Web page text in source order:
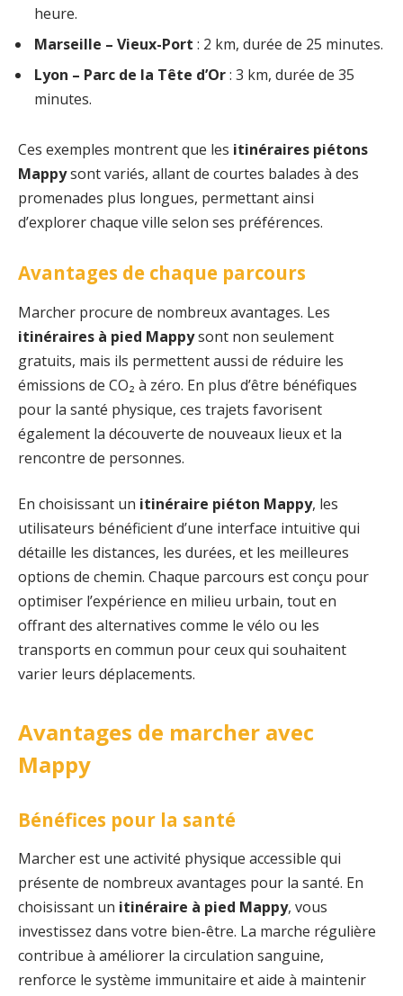
heure.
Marseille – Vieux-Port : 2 km, durée de 25 minutes.
Lyon – Parc de la Tête d’Or: 3 km, durée de 35
minutes.
Ces exemples montrent que les itinéraires piétons
Mappysont variés, allant de courtes balades à des
promenades plus longues, permettant ainsi
d’explorer chaque ville selon ses préférences.
Avantages de chaque parcours
Marcher procure de nombreux avantages. Les
itinéraires à pied Mappysont non seulement
gratuits, mais ils permettent aussi de réduire les
émissions de CO₂ à zéro. En plus d’être bénéfiques
pour la santé physique, ces trajets favorisent
également la découverte de nouveaux lieux et la
rencontre de personnes.
En choisissant un itinéraire piéton Mappy, les
utilisateurs bénéficient d’une interface intuitive qui
détaille les distances, les durées, et les meilleures
options de chemin. Chaque parcours est conçu pour
optimiser l’expérience en milieu urbain, tout en
offrant des alternatives comme le vélo ou les
transports en commun pour ceux qui souhaitent
varier leurs déplacements.
Avantages de marcher avec
Mappy
Bénéfices pour la santé
Marcher est une activité physique accessible qui
présente de nombreux avantages pour la santé. En
choisissant un itinéraire à pied Mappy, vous
investissez dans votre bien-être. La marche régulière
contribue à améliorer la circulation sanguine,
renforce le système immunitaire et aide à maintenir